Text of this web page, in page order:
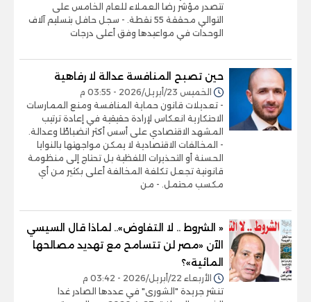
تتصدر مؤشر رضا العملاء للعام الخامس على
التوالي محققة 55 نقطة. - سجل حافل بتسليم آلاف
الوحدات في مواعيدها وفق أعلى درجات
حين تصبح المنافسة عدالة لا رفاهية
الخميس 23/أبريل/2026 - 03:55 م
- تعديلات قانون حماية المنافسة ومنع الممارسات
الاحتكارية انعكاس لإرادة حقيقية في إعادة ترتيب
المشهد الاقتصادي على أسس أكثر انضباطًا وعدالة.
- المخالفات الاقتصادية لا يمكن مواجهتها بالنوايا
الحسنة أو التحذيرات اللفظية بل تحتاج إلى منظومة
قانونية تجعل تكلفة المخالفة أعلى بكثير من أي
مكسب محتمل. - من
« الشروط .. لا التفاوض».. لماذا قال السيسي
الآن «مصر لن تتسامح مع تهديد مصالحها
المائية»؟
الأربعاء 22/أبريل/2026 - 03:42 م
تنشر جريدة "الشورى" في عددها الصادر غدا